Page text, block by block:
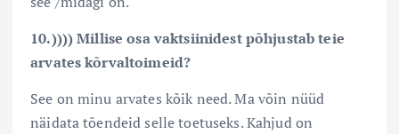
10.)))) Millise osa vaktsiinidest põhjustab teie
arvates kõrvaltoimeid?
See on minu arvates kõik need. Ma võin nüüd
näidata tõendeid selle toetuseks. Kahjud on